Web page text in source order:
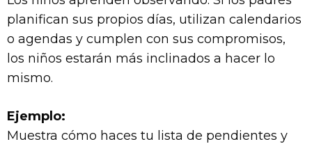
planifican sus propios días, utilizan calendarios
o agendas y cumplen con sus compromisos,
los niños estarán más inclinados a hacer lo
mismo.
Ejemplo:
Muestra cómo haces tu lista de pendientes y